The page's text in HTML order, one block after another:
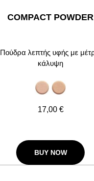
COMPACT POWDER
Πούδρα λεπτής υφής με
κάλυψη
17,00 €
BUY NOW